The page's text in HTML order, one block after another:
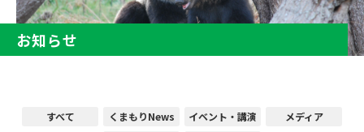
お知らせ
すべて くまもりNews イベント・講演
メディア